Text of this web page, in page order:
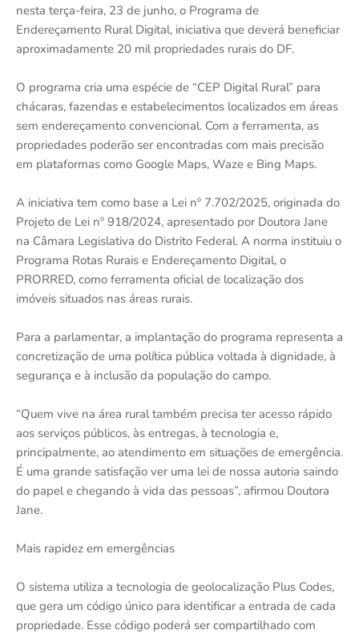
nesta terça-feira, 23 de junho, o Programa de
Endereçamento Rural Digital, iniciativa que deverá beneficiar
aproximadamente 20 mil propriedades rurais do DF.
O programa cria uma espécie de “CEP Digital Rural” para
chácaras, fazendas e estabelecimentos localizados em áreas
sem endereçamento convencional. Com a ferramenta, as
propriedades poderão ser encontradas com mais precisão
em plataformas como Google Maps, Waze e Bing Maps.
A iniciativa tem como base a Lei nº 7.702/2025, originada do
Projeto de Lei nº 918/2024, apresentado por Doutora Jane
na Câmara Legislativa do Distrito Federal. A norma instituiu o
Programa Rotas Rurais e Endereçamento Digital, o
PRORRED, como ferramenta oficial de localização dos
imóveis situados nas áreas rurais.
Para a parlamentar, a implantação do programa representa a
concretização de uma política pública voltada à dignidade, à
segurança e à inclusão da população do campo.
“Quem vive na área rural também precisa ter acesso rápido
aos serviços públicos, às entregas, à tecnologia e,
principalmente, ao atendimento em situações de emergência.
É uma grande satisfação ver uma lei de nossa autoria saindo
do papel e chegando à vida das pessoas”, afirmou Doutora
Jane.
Mais rapidez em emergências
O sistema utiliza a tecnologia de geolocalização Plus Codes,
que gera um código único para identificar a entrada de cada
propriedade. Esse código poderá ser compartilhado com